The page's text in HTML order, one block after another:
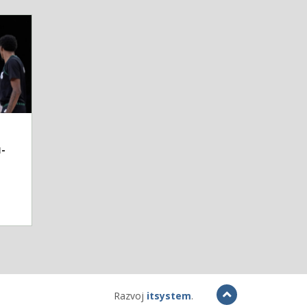
Razvoj itsystem.